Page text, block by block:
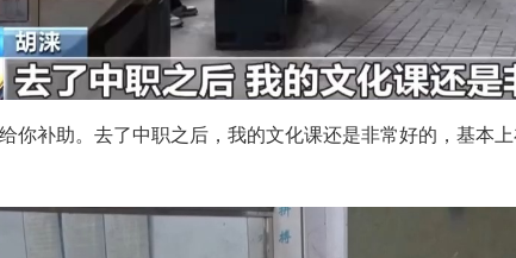
你补助。去了中职之后，我的文化课还是非常好的，基本